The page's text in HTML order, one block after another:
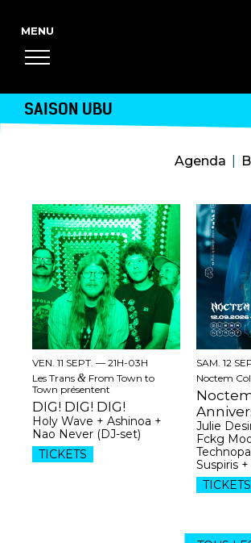
SAISON UBU
Agenda
VEN. 11 SEPT. —21H-03H
Les Trans& From Town to
Town présentent
DIG! DIG! DIG!
Holy Wave + Ashinoa +
Nao Never (DJ-set)
TICKETS
SAM. 12
Noctem
Julie
Fckg
Suspiris
TICKETS